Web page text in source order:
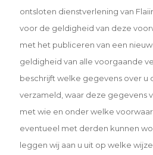
ontsloten dienstverlening van
voor de geldigheid van deze
met het publiceren van een
geldigheid van alle voorgaande
beschrijft welke gegevens over u
verzameld, waar deze gegevens
met wie en onder welke
eventueel met derden kunnen
leggen wij aan u uit op welke